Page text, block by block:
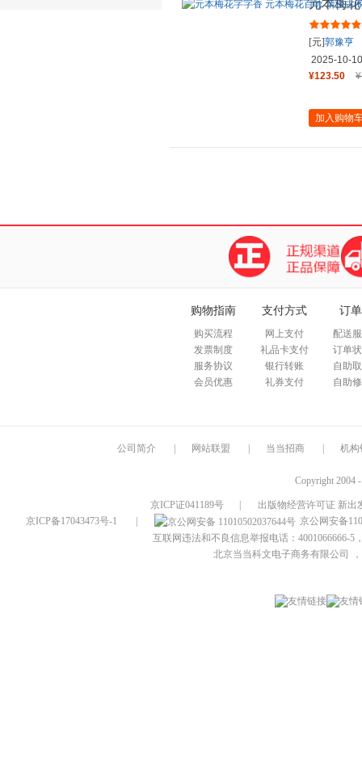
元本梅
宋抄本
[元]郭豫亨
2025-10-10
¥123.50
加入购物
购物指南
购买流程
发票制度
服务协议
会员优惠
支付方式
网上支付
礼品卡支付
银行转账
礼券支付
订
配送
订单
自助
自助
公司简介 网站联盟 当当招商 机构
Copyright 2004
京ICP证041189号
出版物经营许可证 新出
京ICP备17043473号-1
京公网安备
互联网违法和不良信息举报电话：4001066666-5
北京当当科文电子商务有限公司